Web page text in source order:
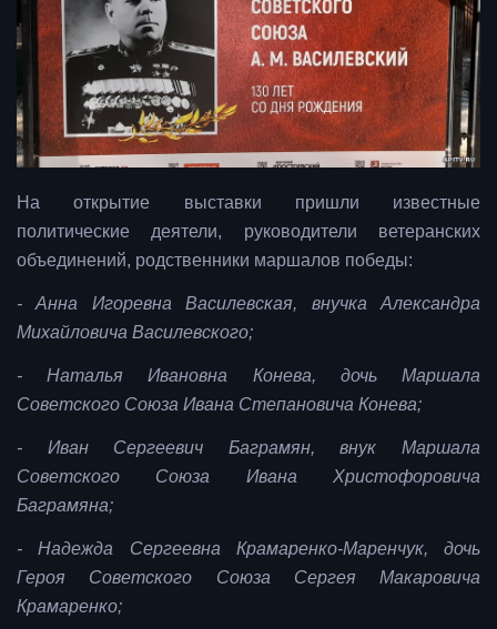
На открытие выставки пришли известные
политические деятели, руководители ветеранских
объединений, родственники маршалов победы:
- Анна Игоревна Василевская, внучка Александра
Михайловича Василевского;
- Наталья Ивановна Конева, дочь Маршала
Советского Союза Ивана Степановича Конева;
- Иван Сергеевич Баграмян, внук Маршала
Советского Союза Ивана Христофоровича
Баграмяна;
- Надежда Сергеевна Крамаренко-Маренчук, дочь
Героя Советского Союза Сергея Макаровича
Крамаренко;